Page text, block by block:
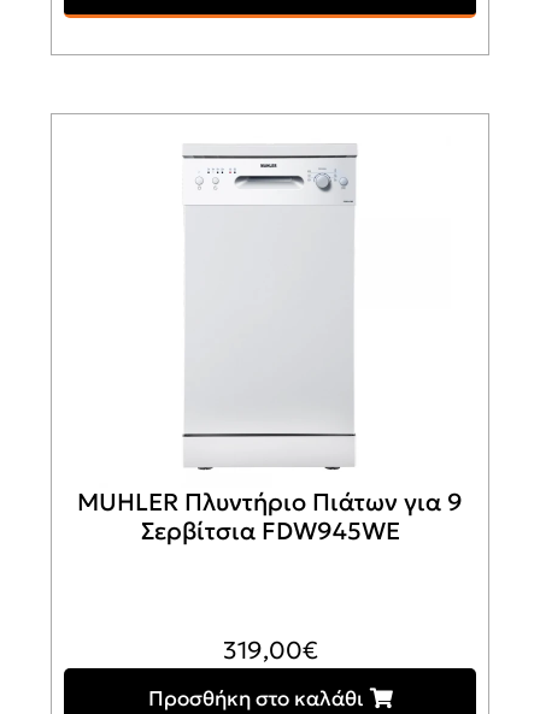
MUHLER Πλυντήριο Πιάτων για 9
Σερβίτσια FDW945WE
319,00€
Προσθήκη στο καλάθι